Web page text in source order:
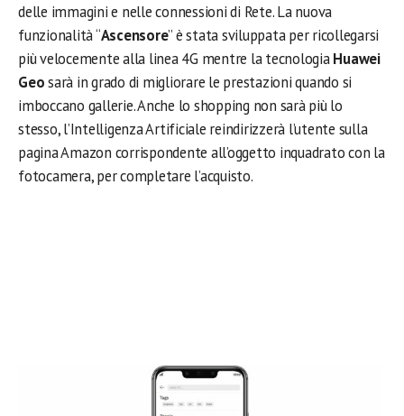
delle immagini e nelle connessioni di Rete. La nuova
funzionalità “Ascensore” è stata sviluppata per ricollegarsi
più velocemente alla linea 4G mentre la tecnologiaHuawei
Geosarà in grado di migliorare le prestazioni quando si
imboccano gallerie. Anche lo shopping non sarà più lo
stesso, l’Intelligenza Artificiale reindirizzerà l’utente sulla
pagina Amazon corrispondente all’oggetto inquadrato con la
fotocamera, per completare l’acquisto.